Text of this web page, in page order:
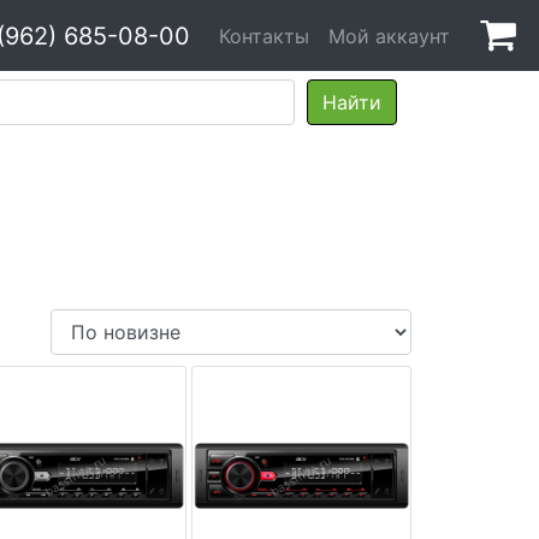
685-08-00 Контакты Мой аккаунт